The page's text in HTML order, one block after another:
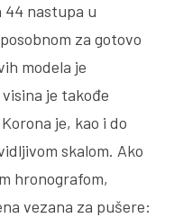
44 nastupa u
za gotovo
modela je
je takođe
je, kao i do
skalom. Ako
hronografom,
vezana za pušere: